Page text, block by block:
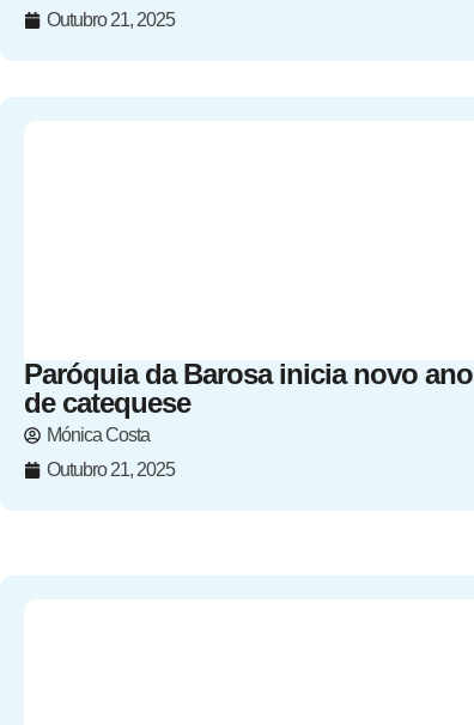
Outubro 21, 2025
Paróquia da Barosa inicia novo ano
de catequese
Mónica Costa
Outubro 21, 2025